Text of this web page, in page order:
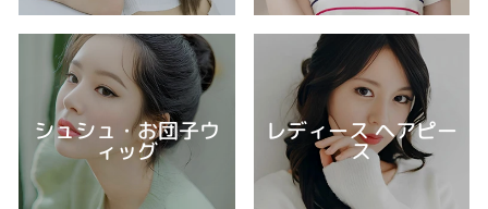
シュシュ・お団子ウ
ィッグ
レディース ヘアピー
ス